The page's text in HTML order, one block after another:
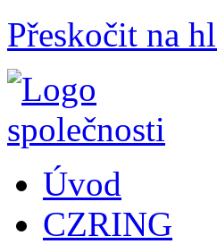
Přeskočit na
Úvod
CZRING